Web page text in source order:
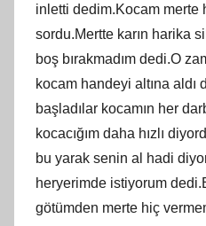
inletti dedim.Kocam merte
sordu.Mertte karın harika
boş bırakmadım dedi.O
kocam handeyi altına
başladılar kocamın her
kocacığım daha hızlı
bu yarak senin al hadi
heryerimde istiyorum
götümden merte hiç